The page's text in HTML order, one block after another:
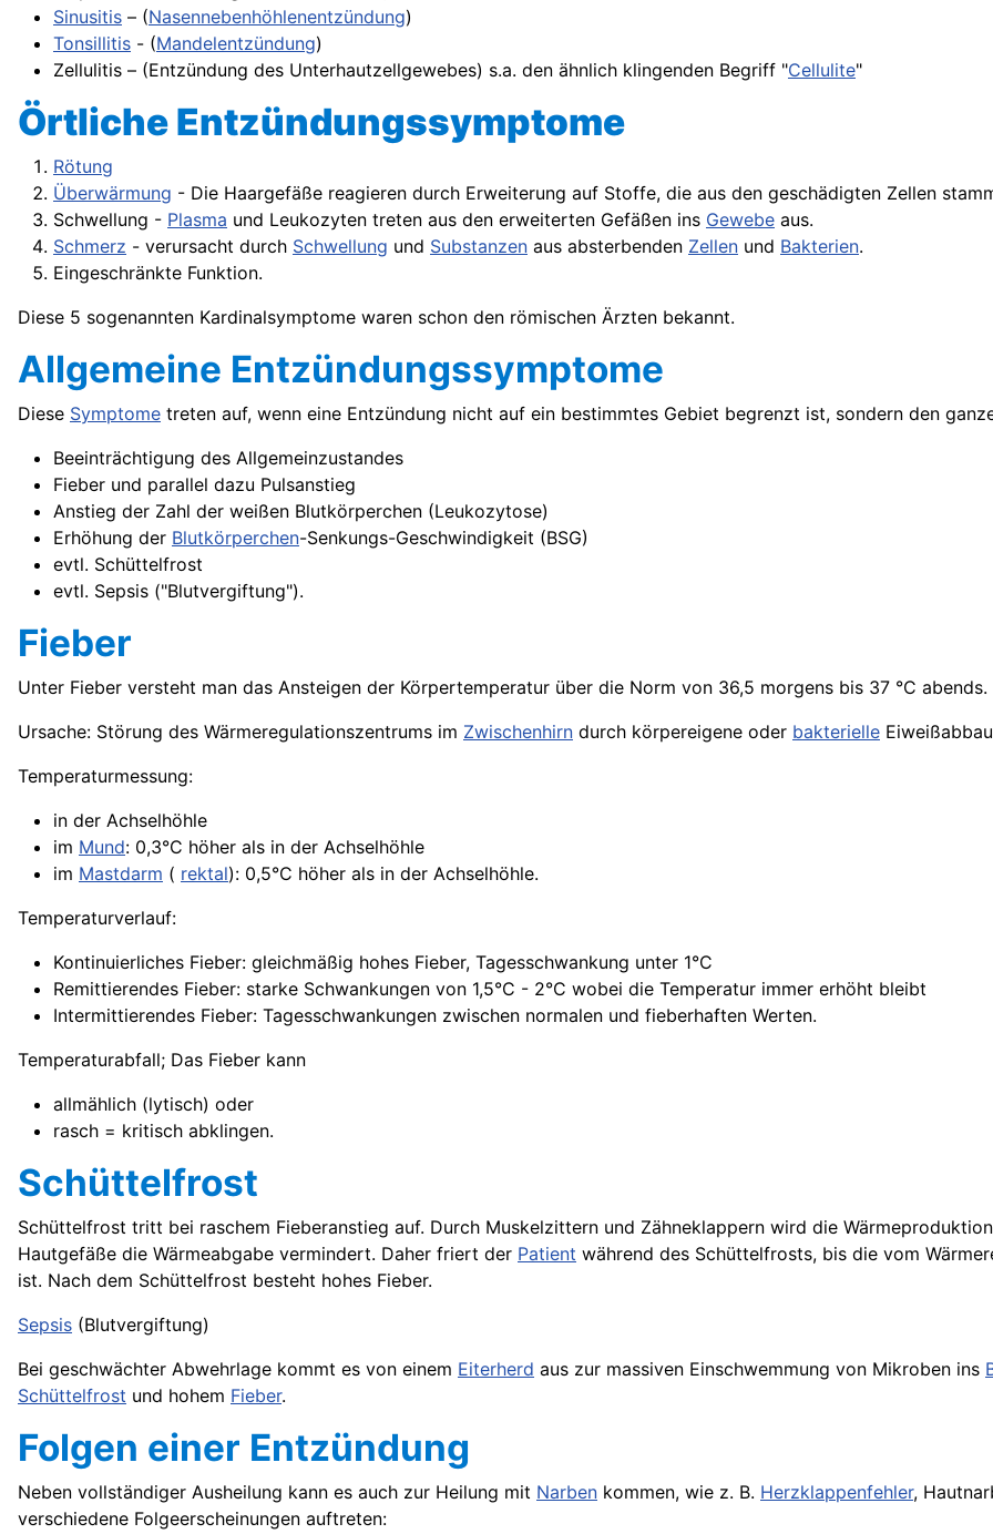
Sinusitis – (Nasennebenhöhlenentzündung)
Tonsillitis - (Mandelentzündung)
Zellulitis – (Entzündung des Unterhautzellgewebes) s.a. den ähnlich klingenden Begriff "Cellulite"
Örtliche Entzündungssymptome
Rötung
Überwärmung - Die Haargefäße reagieren durch Erweiterung auf Stoffe, die aus den geschädigten Zellen
Schwellung - Plasma und Leukozyten treten aus den erweiterten Gefäßen ins Gewebe aus.
Schmerz - verursacht durch Schwellung und Substanzen aus absterbenden Zellen und Bakterien.
Eingeschränkte Funktion.
Diese 5 sogenannten Kardinalsymptome waren schon den römischen Ärzten bekannt.
Allgemeine Entzündungssymptome
Diese Symptome treten auf, wenn eine Entzündung nicht auf ein bestimmtes Gebiet begrenzt ist, sondern den
Beeinträchtigung des Allgemeinzustandes
Fieber und parallel dazu Pulsanstieg
Anstieg der Zahl der weißen Blutkörperchen (Leukozytose)
Erhöhung der Blutkörperchen-Senkungs-Geschwindigkeit (BSG)
evtl. Schüttelfrost
evtl. Sepsis ("Blutvergiftung").
Fieber
Unter Fieber versteht man das Ansteigen der Körpertemperatur über die Norm von 36,5 morgens bis 37 °C abends.
Ursache: Störung des Wärmeregulationszentrums im Zwischenhirn durch körpereigene oder bakterielle
Temperaturmessung:
in der Achselhöhle
im Mund: 0,3°C höher als in der Achselhöhle
im Mastdarm ( rektal): 0,5°C höher als in der Achselhöhle.
Temperaturverlauf:
Kontinuierliches Fieber: gleichmäßig hohes Fieber, Tagesschwankung unter 1°C
Remittierendes Fieber: starke Schwankungen von 1,5°C - 2°C wobei die Temperatur immer erhöht bleibt
Intermittierendes Fieber: Tagesschwankungen zwischen normalen und fieberhaften Werten.
Temperaturabfall; Das Fieber kann
allmählich (lytisch) oder
rasch = kritisch abklingen.
Schüttelfrost
Schüttelfrost tritt bei raschem Fieberanstieg auf. Durch Muskelzittern und Zähneklappern wird die
Hautgefäße die Wärmeabgabe vermindert. Daher friert der Patient während des Schüttelfrosts, bis die vom
ist. Nach dem Schüttelfrost besteht hohes Fieber.
Sepsis (Blutvergiftung)
Bei geschwächter Abwehrlage kommt es von einem Eiterherd aus zur massiven Einschwemmung von Mikroben ins
Schüttelfrost und hohem Fieber.
Folgen einer Entzündung
Neben vollständiger Ausheilung kann es auch zur Heilung mit Narben kommen, wie z. B. Herzklappenfehler,
verschiedene Folgeerscheinungen auftreten: